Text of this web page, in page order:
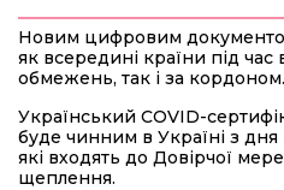
Новим цифровим
як всередині країни під
обмежень, так і за кордоном.
Український COVID-
буде чинним в Україні з дня
які входять до Довірчої
щеплення.